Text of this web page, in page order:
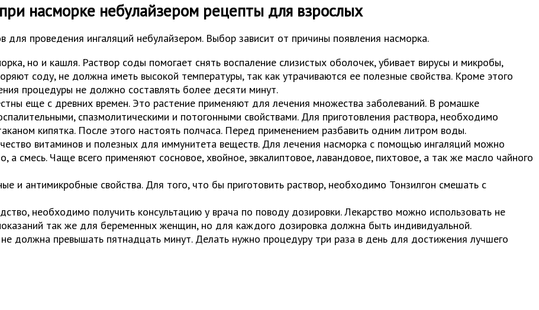
насморке небулайзером рецепты для взрослых
проведения ингаляций небулайзером. Выбор зависит от причины появления насморка.
но и кашля. Раствор соды помогает снять воспаление слизистых оболочек, убивает вирусы и микробы,
соду, не должна иметь высокой температуры, так как утрачиваются ее полезные свойства. Кроме этого
процедуры не должно составлять более десяти минут.
еще с древних времен. Это растение применяют для лечения множества заболеваний. В ромашке
спазмолитическими и потогонными свойствами. Для приготовления раствора, необходимо
кипятка. После этого настоять полчаса. Перед применением разбавить одним литром воды.
витаминов и полезных для иммунитета веществ. Для лечения насморка с помощью ингаляций можно
а смесь. Чаще всего применяют сосновое, хвойное, эвкалиптовое, лавандовое, пихтовое, а так же масло чайного
и антимикробные свойства. Для того, что бы приготовить раствор, необходимо Тонзилгон смешать с
необходимо получить консультацию у врача по поводу дозировки. Лекарство можно использовать не
так же для беременных женщин, но для каждого дозировка должна быть индивидуальной.
должна превышать пятнадцать минут. Делать нужно процедуру три раза в день для достижения лучшего